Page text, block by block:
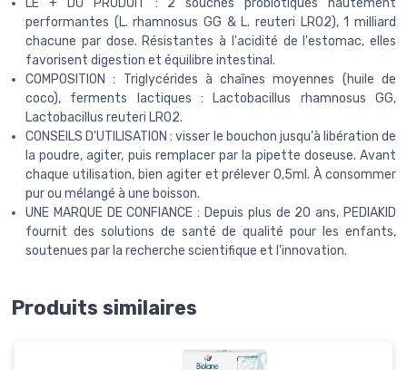
LE + DU PRODUIT : 2 souches probiotiques hautement
performantes (L. rhamnosus GG & L. reuteri LR02), 1 milliard
chacune par dose. Résistantes à l'acidité de l'estomac, elles
favorisent digestion et équilibre intestinal.
COMPOSITION : Triglycérides à chaînes moyennes (huile de
coco), ferments lactiques : Lactobacillus rhamnosus GG,
Lactobacillus reuteri LR02.
CONSEILS D'UTILISATION : visser le bouchon jusqu'à libération de
la poudre, agiter, puis remplacer par la pipette doseuse. Avant
chaque utilisation, bien agiter et prélever 0,5ml. À consommer
pur ou mélangé à une boisson.
UNE MARQUE DE CONFIANCE : Depuis plus de 20 ans, PEDIAKID
fournit des solutions de santé de qualité pour les enfants,
soutenues par la recherche scientifique et l'innovation.
Produits similaires